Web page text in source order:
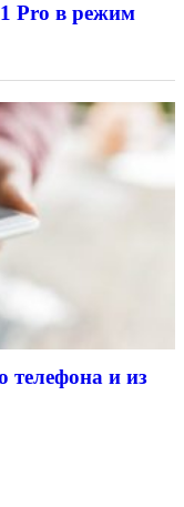
Pro в режим
телефона и из